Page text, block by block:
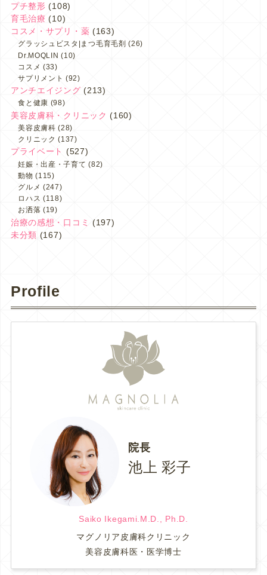
プチ整形 (108)
育毛治療 (10)
コスメ・サプリ・薬 (163)
グラッシュビスタ|まつ毛育毛剤 (26)
Dr.MOQLIN (10)
コスメ (33)
サプリメント (92)
アンチエイジング (213)
食と健康 (98)
美容皮膚科・クリニック (160)
美容皮膚科 (28)
クリニック (137)
プライベート (527)
妊娠・出産・子育て (82)
動物 (115)
グルメ (247)
ロハス (118)
お洒落 (19)
治療の感想・口コミ
(197)
未分類 (167)
Profile
院長
池上 彩子
Saiko Ikegami.M.D., Ph.D.
マグノリア皮膚科クリニック
美容皮膚科医・医学博士